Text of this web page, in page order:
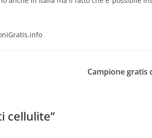
Campione gratis
cellulite”